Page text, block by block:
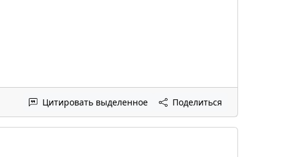
Цитировать выделенное Поделиться